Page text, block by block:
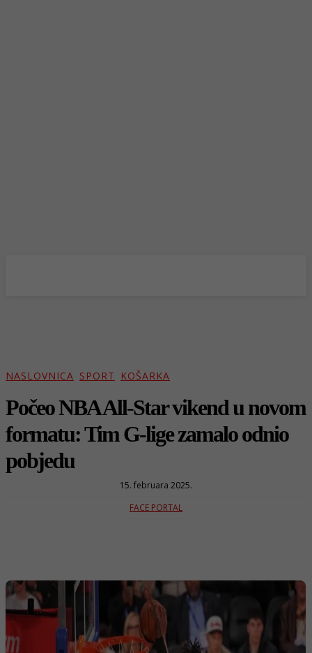
NASLOVNICA SPORT KOŠARKA
Počeo NBA All-Star vikend u novom
formatu: Tim G-lige zamalo odnio
pobjedu
15. februara 2025.
FACE PORTAL